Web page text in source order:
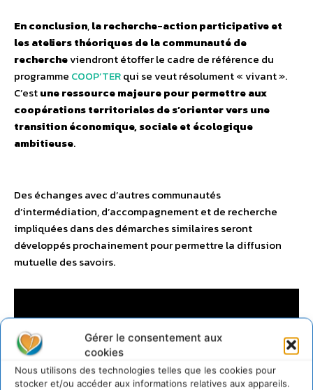
Gérer le consentement aux
cookies
Nous utilisons des technologies telles que les cookies pour
stocker et/ou accéder aux informations relatives aux appareils.
En conclusion,la recherche-action participative et
les ateliers théoriques de la communauté de
rechercheviendront étoffer le cadre de référence du
programme COOP’TERqui se veut résolument « vivant ».
C’estune ressource majeure pour permettre aux
coopérations territoriales de s’orienter vers une
transition économique, sociale et écologique
ambitieuse.
Des échanges avec d’autres communautés
d’intermédiation, d’accompagnement et de recherche
impliquées dans des démarches similaires seront
développés prochainement pour permettre la diffusion
mutuelle des savoirs.